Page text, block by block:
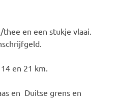
en een stukje vlaai.
en 21 km.
en Duitse grens en